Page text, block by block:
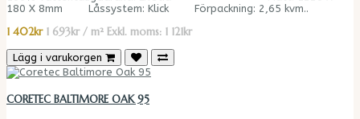
180 X 8mm Låssystem: Klick Förpackning: 2,65 kvm..
1 402kr 1 693kr / m² Exkl. moms: 1 121kr
Lägg i varukorgen
CORETEC BALTIMORE OAK 95